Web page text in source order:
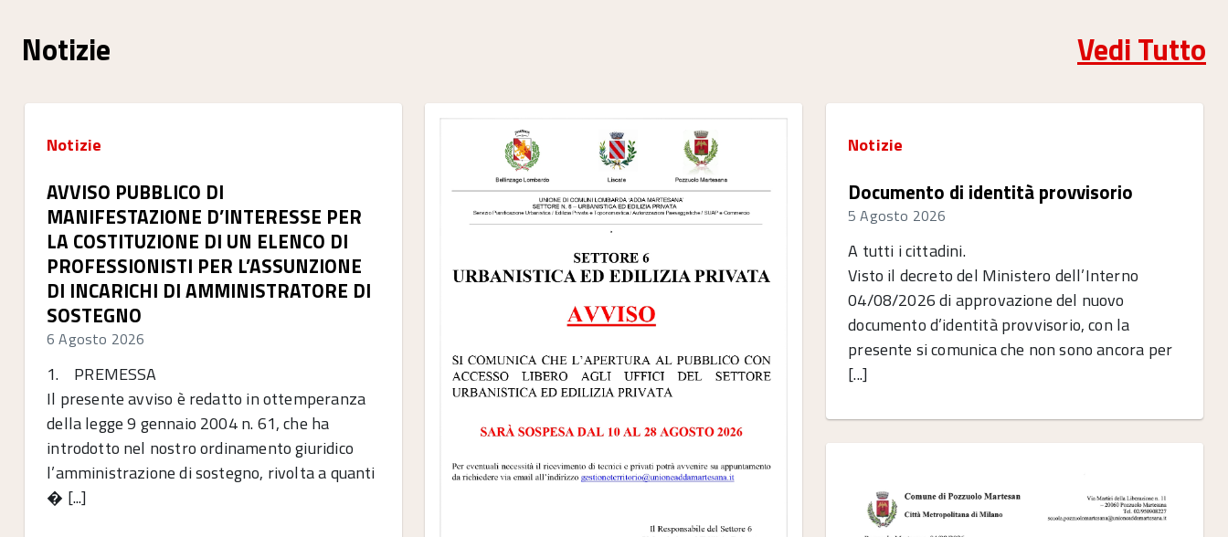
Notizie Vedi Tutto
Notizie
AVVISO PUBBLICO DI
MANIFESTAZIONE D’INTERESSE PER
LA COSTITUZIONE DI UN ELENCO DI
PROFESSIONISTI PER L’ASSUNZIONE
DI INCARICHI DI AMMINISTRATORE DI
SOSTEGNO
6 Agosto 2026
1. PREMESSA
Il presente avviso è redatto in ottemperanza
della legge 9 gennaio 2004 n. 61, che ha
introdotto nel nostro ordinamento giuridico
l’amministrazione di sostegno, rivolta a quanti
� [...]
Notizie
Documento di identità provvisorio
5 Agosto 2026
A tutti i cittadini.
Visto il decreto del Ministero dell’Interno
04/08/2026 di approvazione del nuovo
documento d’identità provvisorio, con la
presente si comunica che non sono ancora per
[...]